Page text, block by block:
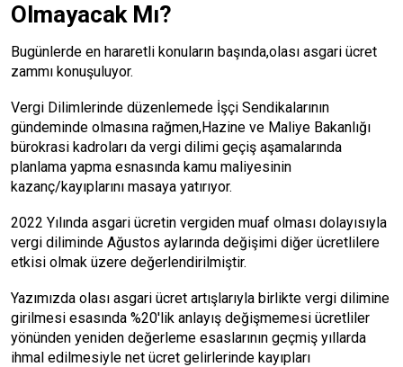
Olmayacak Mı?
Bugünlerde en hararetli konuların başında,olası asgari ücret
zammı konuşuluyor.
Vergi Dilimlerinde düzenlemede İşçi Sendikalarının
gündeminde olmasına rağmen,Hazine ve Maliye Bakanlığı
bürokrasi kadroları da vergi dilimi geçiş aşamalarında
planlama yapma esnasında kamu maliyesinin
kazanç/kayıplarını masaya yatırıyor.
2022 Yılında asgari ücretin vergiden muaf olması dolayısıyla
vergi diliminde Ağustos aylarında değişimi diğer ücretlilere
etkisi olmak üzere değerlendirilmiştir.
Yazımızda olası asgari ücret artışlarıyla birlikte vergi dilimine
girilmesi esasında %20'lik anlayış değişmemesi ücretliler
yönünden yeniden değerleme esaslarının geçmiş yıllarda
ihmal edilmesiyle net ücret gelirlerinde kayıpları